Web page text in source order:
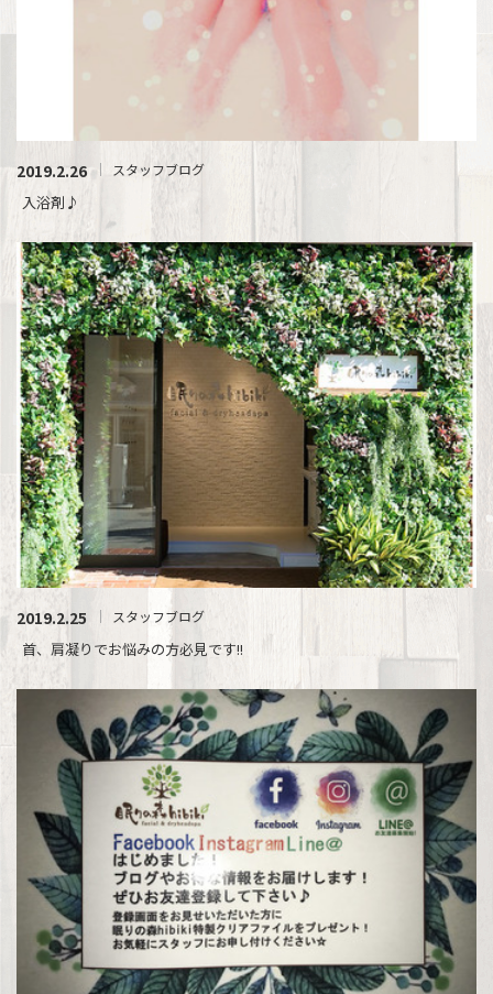
2019.2.26 スタッフブログ
入浴剤♪
2019.2.25 スタッフブログ
首、肩凝りでお悩みの方必見です!!